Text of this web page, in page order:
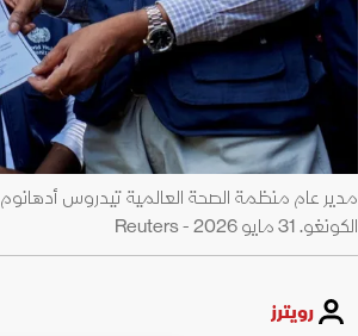
مدير عام منظمة الصحة العالمية تيدروس
الكونغو. 31 مايو 2026 - Reuters
رويترز